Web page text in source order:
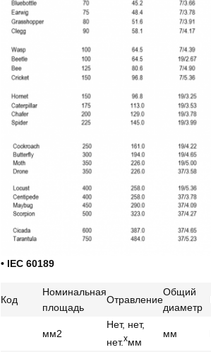
• IEC 60189
Код
Номинальная
площадь
Отравление
Общий
диаметр
мм2
Нет, нет,
нет.xмм
мм